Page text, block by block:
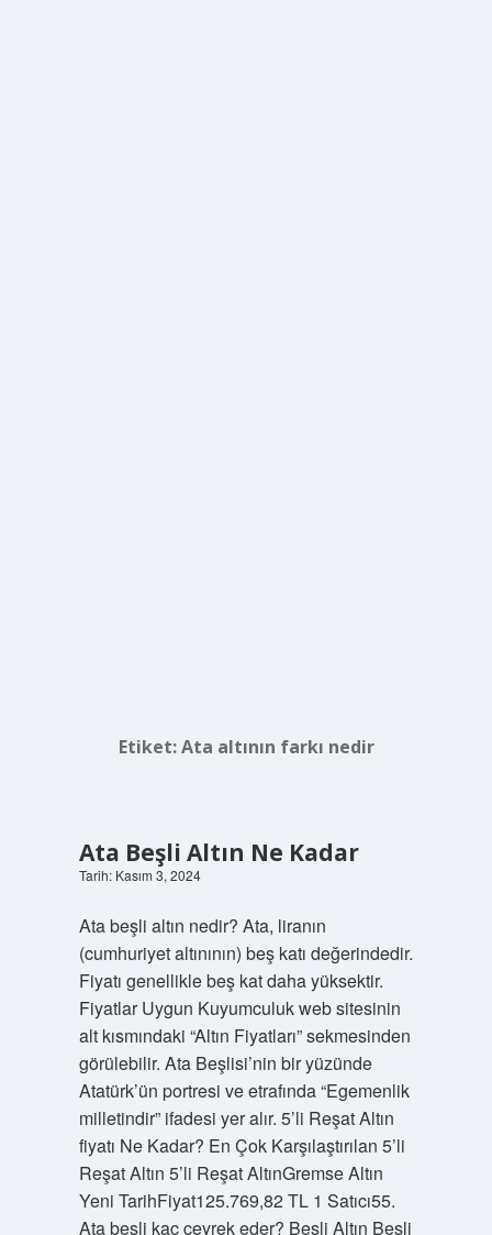
Etiket:Ata altının farkı nedir
Ata Beşli Altın Ne Kadar
Tarih: Kasım 3, 2024
Ata beşli altın nedir? Ata, liranın
(cumhuriyet altınının) beş katı değerindedir.
Fiyatı genellikle beş kat daha yüksektir.
Fiyatlar Uygun Kuyumculuk web sitesinin
alt kısmındaki “Altın Fiyatları” sekmesinden
görülebilir. Ata Beşlisi’nin bir yüzünde
Atatürk’ün portresi ve etrafında “Egemenlik
milletindir” ifadesi yer alır. 5’li Reşat Altın
fiyatı Ne Kadar? En Çok Karşılaştırılan 5’li
Reşat Altın 5’li Reşat AltınGremse Altın
Yeni TarihFiyat125.769,82 TL 1 Satıcı55.
Ata beşli kaç çeyrek eder? Beşli Altın Beşli